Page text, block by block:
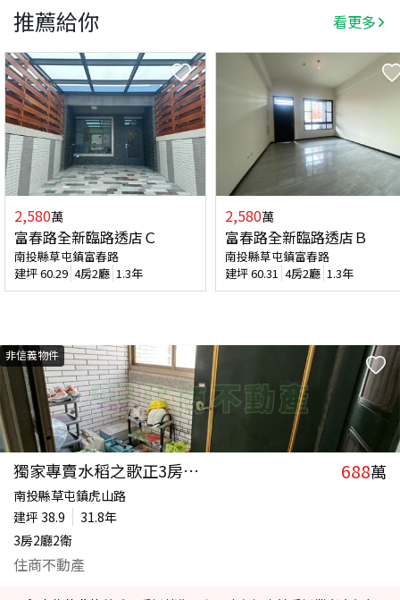
推薦給你 看更多
2,580萬
富春路全新臨路透店Ｃ
南投縣草屯鎮富春路
建坪60.29 4房2廳 1.3年
2,580萬
富春路全新臨路透店Ｂ
南投縣草屯鎮富春路
建坪60.31 4房2廳 1.3年
非信義物件
獨家專賣水稻之歌正3房美華廈 688萬
南投縣草屯鎮虎山路
建坪 38.9
31.8年
3房2廳2衛
住商不動產